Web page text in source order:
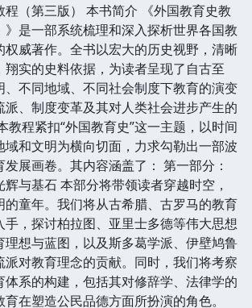
程（第三版） 本书简介 《外国教育史教
》是一部系统梳理和深入探析世界各国教
权威著作。全书以宏大的历史视野，清晰
翔实的史料依据，为读者呈现了自古至
、不同地域、不同社会制度下教育的演变
派、制度变革及其对人类社会进步产生的
教程紧扣“外国教育史”这一主题，以时间
域和文明为横向切面，力求勾勒出一部波
展画卷。其内容涵盖了： 第一部分：
与基石 本部分将带领读者穿越时空，
的童年。我们将从古希腊、古罗马的教育
手，探讨柏拉图、亚里士多德等伟大思想
理想与蓝图，以及斯多葛学派、伊壁鸠鲁
派对教育理念的贡献。同时，我们将考察
体系的构建，包括其对修辞学、法律学的
在塑造公民品德方面所扮演的角色。